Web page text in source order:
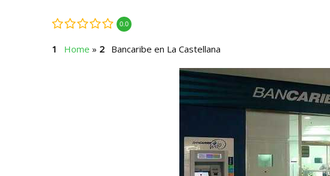
0.0
Home » Bancaribe en La Castellana